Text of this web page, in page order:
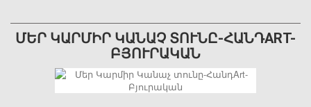
ՄԵՐ ԿԱՐՄԻՐ ԿԱՆԱՉ ՏՈՒՆԸ-ՀԱՆԴART-
ԲՅՈՒՐԱԿԱՆ